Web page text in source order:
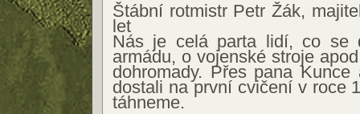
Štábní rotmistr Petr Žák,
let
Nás je celá parta lidí, co se
armádu, o vojenské stroje
dohromady. Přes pana
dostali na první cvičení v roce
táhneme.